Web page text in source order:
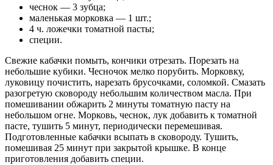
чеснок — 3 зубца;
маленькая морковка — 1 шт.;
4 ч. ложечки томатной пасты;
специи.
Свежие кабачки помыть, кончики отрезать. Порезать на
небольшие кубики. Чесночок мелко порубить. Морковку,
луковицу почистить, нарезать брусочками, соломкой. Смазать
разогретую сковороду небольшим количеством масла. При
помешивании обжарить 2 минуты томатную пасту на
небольшом огне. Морковь, чеснок, лук добавить к томатной
пасте, тушить 5 минут, периодически перемешивая.
Подготовленные кабачки всыпать в сковороду. Тушить,
помешивая 25 минут при закрытой крышке. В конце
приготовления добавить специи.